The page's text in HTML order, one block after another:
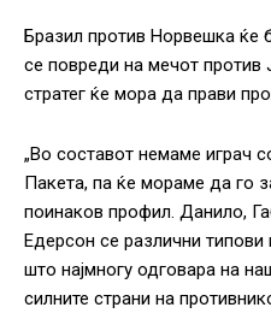
Бразил против Норвешка ќе
се повреди на мечот против
стратег ќе мора да прави
„Во составот немаме играч
Пакета, па ќе мораме да го
поинаков профил. Данило,
Едерсон се различни типови
што најмногу одговара на
силните страни на